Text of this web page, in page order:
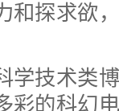
和探求欲
技术类博
彩的科幻